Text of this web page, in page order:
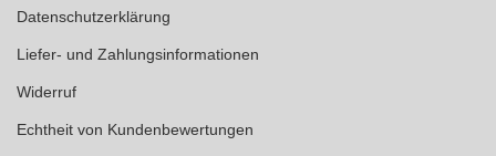
Datenschutzerklärung
Liefer- und Zahlungsinformationen
Widerruf
Echtheit von Kundenbewertungen